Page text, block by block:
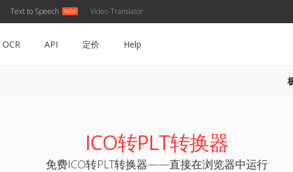
Text to Speech Video Translator
OCR API 定价 Help
ICO转PLT转换器
免费ICO转PLT转换器——直接在浏览器中运行